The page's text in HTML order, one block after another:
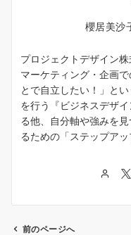
櫻居美沙
プロジェクトデザイン
マーケティング・企画
とで自立したい！」と
を行う『ビジネスデザ
る他、自分軸や強みを
るための「ステップアッ
前のページへ